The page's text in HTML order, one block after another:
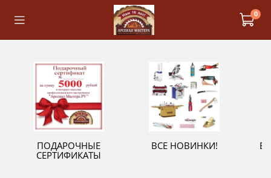
0
ПОДАРОЧНЫЕ
СЕРТИФИКАТЫ
ВСЕ НОВИНКИ!